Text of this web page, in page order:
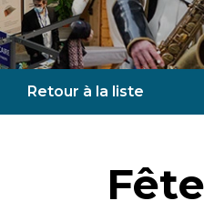
Retour à la liste